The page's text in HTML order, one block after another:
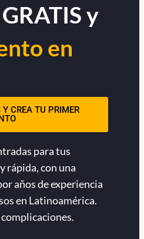
y
en
Y CREA TU PRIMER
para tus
rápida, con una
años de experiencia
en Latinoamérica.